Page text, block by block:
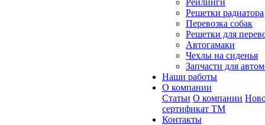
Рейлинги
Решетки радиатора
Перевозка собак
Решетки для
Автогамаки
Чехлы на сиденья
Запчасти для
Наши работы
О компании
Статьи О компании
сертификат ТМ
Контакты